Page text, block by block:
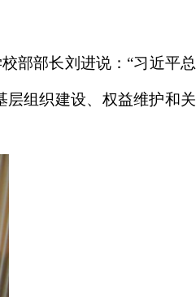
部部长刘进说：“习近平总
组织建设、权益维护和关